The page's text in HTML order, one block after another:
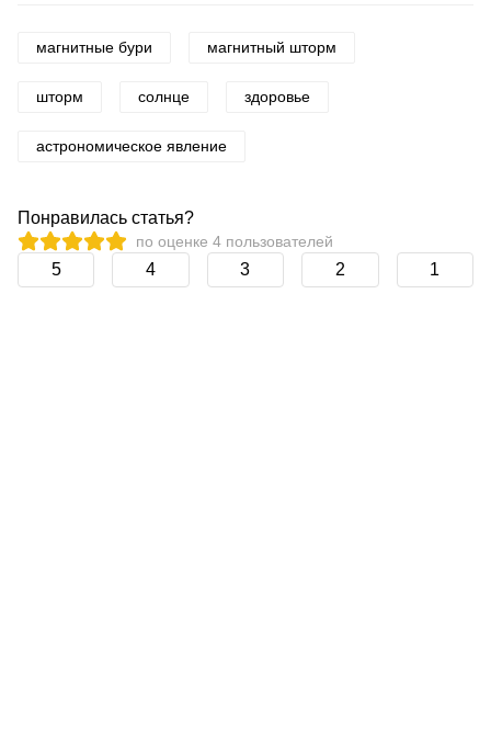
магнитные бури магнитный шторм
шторм солнце здоровье
астрономическое явление
Понравилась статья?
по оценке 4 пользователей
5 4 3 2 1